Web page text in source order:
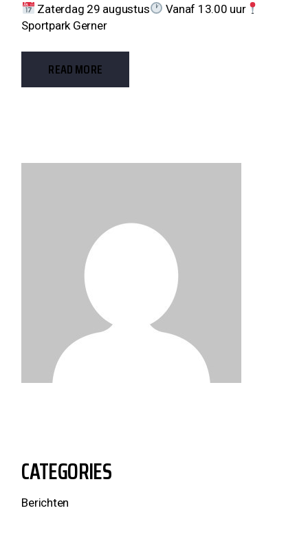
Zaterdag 29 augustus
Vanaf 13.00 uur
Sportpark Gerner
READ MORE
CATEGORIES
Berichten